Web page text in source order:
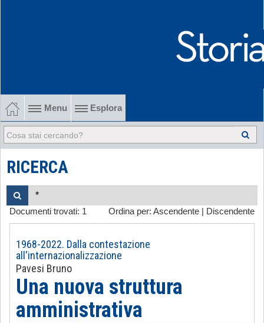
Menu Esplora
1902-1915 Gli esordi
1915-1945 Tra le due guerre
1945-1968 Dalla liberazione al '68
1968-2022 Dalla contestazione all'internazionalizzazione
-
RICERCA
Ordina per: Ascendente Discendente
Documenti trovati: 1
1968-2022. Dalla contestazione
all'internazionalizzazione
Pavesi Bruno
Una nuova struttura
amministrativa